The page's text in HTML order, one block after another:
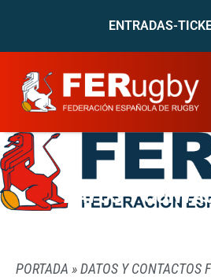
ENTRADAS-
DATOS Y
PORTADA »DATOS Y CONTACTOS